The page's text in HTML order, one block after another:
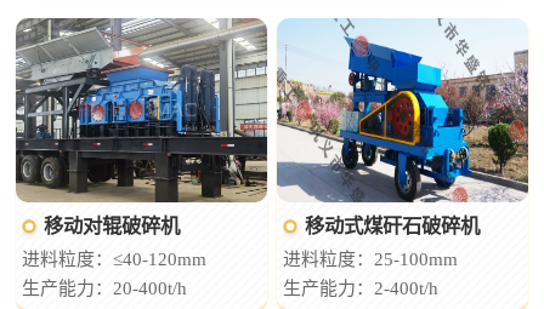
移动对辊破碎机
进料粒度：≤40-120mm
生产能力：20-400t/h
移动式煤矸石破碎机
进料粒度：25-100mm
生产能力：2-400t/h